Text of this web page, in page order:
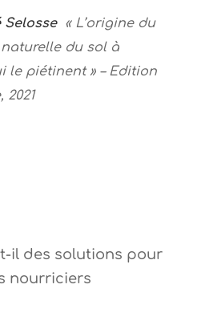
Selosse « L’origine du
du sol à
le piétinent » – Edition
2021
t-il des solutions pour
nourriciers